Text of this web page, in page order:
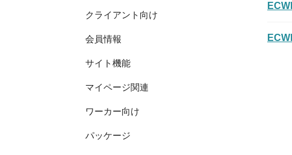
クライアント向け
会員情報
サイト機能
マイページ関連
ワーカー向け
パッケージ